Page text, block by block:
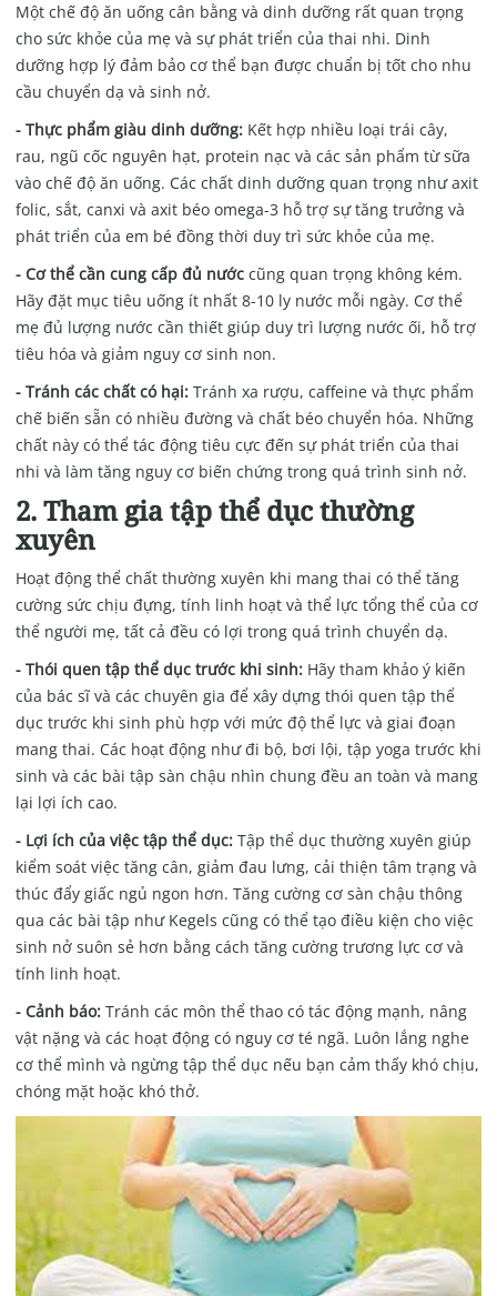
Một chế độ ăn uống cân bằng và dinh dưỡng rất quan trọng
cho sức khỏe của mẹ và sự phát triển của thai nhi. Dinh
dưỡng hợp lý đảm bảo cơ thể bạn được chuẩn bị tốt cho nhu
cầu chuyển dạ và sinh nở.
- Thực phẩm giàu dinh dưỡng:Kết hợp nhiều loại trái cây,
rau, ngũ cốc nguyên hạt, protein nạc và các sản phẩm từ sữa
vào chế độ ăn uống. Các chất dinh dưỡng quan trọng như axit
folic, sắt, canxi và axit béo omega-3 hỗ trợ sự tăng trưởng và
phát triển của em bé đồng thời duy trì sức khỏe của mẹ.
- Cơ thể cần cung cấp đủ nướccũng quan trọng không kém.
Hãy đặt mục tiêu uống ít nhất 8-10 ly nước mỗi ngày. Cơ thể
mẹ đủ lượng nước cần thiết giúp duy trì lượng nước ối, hỗ trợ
tiêu hóa và giảm nguy cơ sinh non.
- Tránh các chất có hại:Tránh xa rượu, caffeine và thực phẩm
chế biến sẵn có nhiều đường và chất béo chuyển hóa. Những
chất này có thể tác động tiêu cực đến sự phát triển của thai
nhi và làm tăng nguy cơ biến chứng trong quá trình sinh nở.
2. Tham gia tập thể dục thường
xuyên
Hoạt động thể chất thường xuyên khi mang thai có thể tăng
cường sức chịu đựng, tính linh hoạt và thể lực tổng thể của cơ
thể người mẹ, tất cả đều có lợi trong quá trình chuyển dạ.
- Thói quen tập thể dục trước khi sinh:Hãy tham khảo ý kiến
của bác sĩ và các chuyên gia để xây dựng thói quen tập thể
dục trước khi sinh phù hợp với mức độ thể lực và giai đoạn
mang thai. Các hoạt động như đi bộ, bơi lội, tập yoga trước khi
sinh và các bài tập sàn chậu nhìn chung đều an toàn và mang
lại lợi ích cao.
- Lợi ích của việc tập thể dục:Tập thể dục thường xuyên giúp
kiểm soát việc tăng cân, giảm đau lưng, cải thiện tâm trạng và
thúc đẩy giấc ngủ ngon hơn. Tăng cường cơ sàn chậu thông
qua các bài tập như Kegels cũng có thể tạo điều kiện cho việc
sinh nở suôn sẻ hơn bằng cách tăng cường trương lực cơ và
tính linh hoạt.
- Cảnh báo:Tránh các môn thể thao có tác động mạnh, nâng
vật nặng và các hoạt động có nguy cơ té ngã. Luôn lắng nghe
cơ thể mình và ngừng tập thể dục nếu bạn cảm thấy khó chịu,
chóng mặt hoặc khó thở.